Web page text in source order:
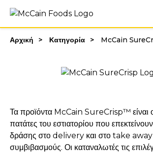
Αρχική Κατηγορία McCain
Τα προϊόντα McCain SureCrisp™ είναι
πατάτες του εστιατορίου που
δράσης στο delivery και στο take away
συμβιβασμούς. Οι καταναλωτές τις